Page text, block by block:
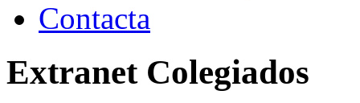
Contacta
Extranet Colegiados